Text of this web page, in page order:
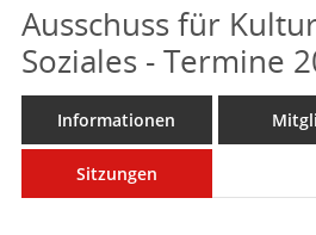
Ausschuss für
Soziales - Termine
Informationen
Sitzungen